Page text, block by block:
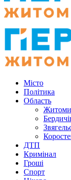
Місто
Політика
Область
ДТП
Кримінал
Гроші
Спорт